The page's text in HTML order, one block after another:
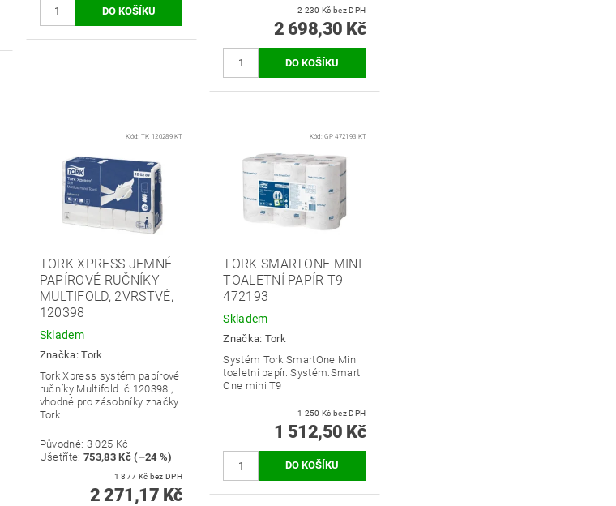
2 230 Kč bez DPH
2 698,30 Kč
Kód: TK 120289 KT
TORK XPRESS JEMNÉ
PAPÍROVÉ RUČNÍKY
MULTIFOLD, 2VRSTVÉ,
120398
Skladem
Značka:Tork
Tork Xpress systém papírové
ručníky Multifold. č.120398 ,
vhodné pro zásobníky značky
Tork
Původně: 3 025 Kč
Ušetříte:753,83 Kč (–24 %)
1 877 Kč bez DPH
2 271,17 Kč
Kód:GP 472193 KT
TORK SMARTONE MINI
TOALETNÍ PAPÍR T9 -
472193
Skladem
Značka: Tork
Systém Tork SmartOne Mini
toaletní papír. Systém:Smart
One mini T9
1 250 Kč bez DPH
1 512,50 Kč